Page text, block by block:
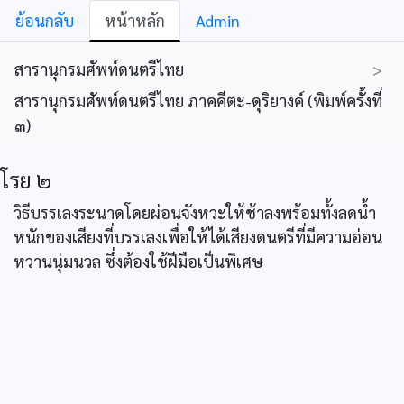
ย้อนกลับ หน้าหลัก Admin
สารานุกรมศัพท์ดนตรีไทย
>
สารานุกรมศัพท์ดนตรีไทย ภาคคีตะ-ดุริยางค์ (พิมพ์ครั้งที่
๓)
โรย ๒
วิธีบรรเลงระนาดโดยผ่อนจังหวะให้ช้าลงพร้อมทั้งลดน้ำ
หนักของเสียงที่บรรเลงเพื่อให้ได้เสียงดนตรีที่มีความอ่อน
หวานนุ่มนวล ซึ่งต้องใช้ฝีมือเป็นพิเศษ